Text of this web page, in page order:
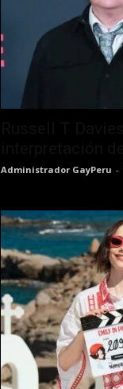
Administrador GayPeru -